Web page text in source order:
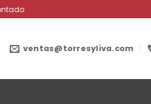
ventas@torresyliva.com